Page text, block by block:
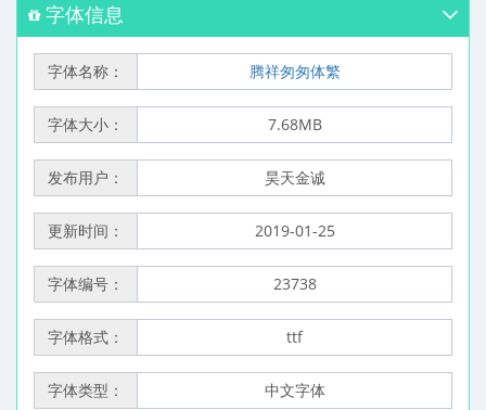
字体信息
字体名称： 腾祥匆匆体繁
字体大小： 7.68MB
发布用户： 昊天金诚
更新时间： 2019-01-25
字体编号： 23738
字体格式： ttf
字体类型： 中文字体